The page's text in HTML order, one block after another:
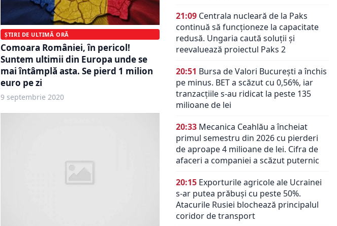
ȘTIRI DE ULTIMĂ ORĂ
Comoara României, în pericol!
Suntem ultimii din Europa unde se
mai întâmplă asta. Se pierd 1 milion
euro pe zi
9 septembrie 2020
21:09 Centrala nucleară de la Paks
continuă să funcționeze la capacitate
redusă. Ungaria caută soluții și
reevaluează proiectul Paks 2
20:51 Bursa de Valori București a închis
pe minus. BET a scăzut cu 0,56%, iar
tranzacțiile s-au ridicat la peste 135
milioane de lei
20:33 Mecanica Ceahlău a încheiat
primul semestru din 2026 cu pierderi
de aproape 4 milioane de lei. Cifra de
afaceri a companiei a scăzut puternic
20:15 Exporturile agricole ale Ucrainei
s-ar putea prăbuși cu peste 50%.
Atacurile Rusiei blochează principalul
coridor de transport